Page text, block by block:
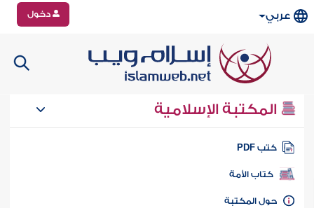
عربي دخول
المكتبة الإسلامية
كتب PDF
كتاب الأمة